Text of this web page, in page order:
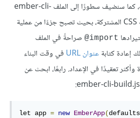
داع للقلق بشأن هذا الملف، كما سنضيف سطورًا إلى الملف ember-cli-
build.js لاستيراد ملفات CSS المشتركة، بحيث تصبح جزءًا من عملية
‎@import صراحةً في الملف
عنوان URL
في وقت البناء
تعقيدًا في الإعداد. رابعًا، ابحث عن
let app = new EmberApp(defaults